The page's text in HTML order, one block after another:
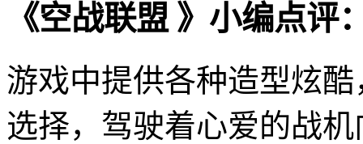
《空战联盟 》小编点评
游戏中提供各种造型炫
选择，驾驶着心爱的战